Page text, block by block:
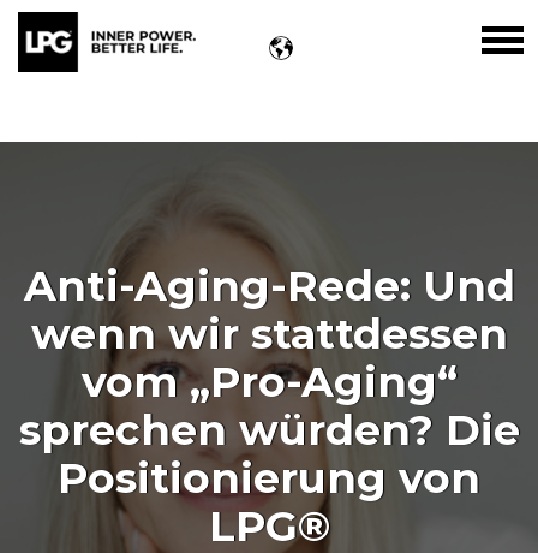
Anti-Aging-Rede: Und
wenn wir stattdessen
vom „Pro-Aging“
sprechen würden? Die
Positionierung von
LPG®